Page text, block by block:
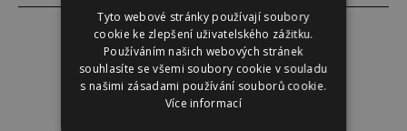
Redakce
Tyto webové stránky používají soubory
cookie ke zlepšení uživatelského zážitku.
Používáním našich webových stránek
souhlasíte se všemi soubory cookie v souladu
s našimi zásadami používání souborů cookie.
Více informací